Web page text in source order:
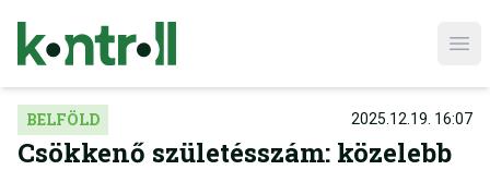
BELFÖLD 2025.12.19. 16:07
Csökkenő születésszám: közelebb